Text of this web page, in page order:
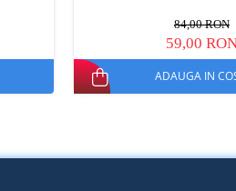
84,00 RON
59,00
ADAUGA IN